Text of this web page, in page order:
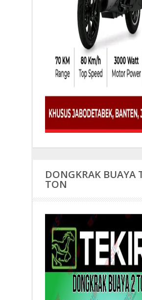
DONGKRAK BUAYA
TON